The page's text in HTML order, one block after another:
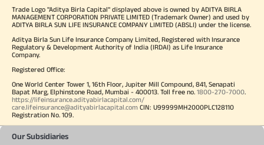
Trade Logo "Aditya Birla Capital" displayed above is owned by ADITYA BIRLA
MANAGEMENT CORPORATION PRIVATE LIMITED (Trademark Owner) and used by
ADITYA BIRLA SUN LIFE INSURANCE COMPANY LIMITED (ABSLI) under the license.
Aditya Birla Sun Life Insurance Company Limited, Registered with Insurance
Regulatory & Development Authority of India (IRDAI) as Life Insurance
Company.
Registered Office:
One World Center Tower 1, 16th Floor, Jupiter Mill Compound, 841, Senapati
Bapat Marg, Elphinstone Road, Mumbai - 400013. Toll free no. 1800-270-7000.
https://lifeinsurance.adityabirlacapital.com/
care.lifeinsurance@adityabirlacapital.com CIN: U99999MH2000PLC128110
Registration No. 109.
Our Subsidiaries